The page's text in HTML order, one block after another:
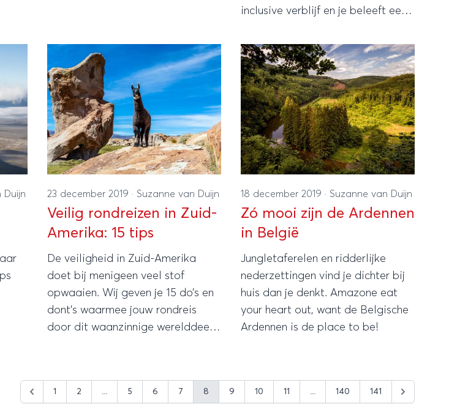
inclusive verblijf en je beleeft een
rekening met de volgende 17
zaken.
Duijn 23 december 2019 · Suzanne van Duijn
Veilig rondreizen in Zuid-
Amerika: 15 tips
De veiligheid in Zuid-Amerika
doet bij menigeen veel stof
opwaaien. Wij geven je 15 do’s en
dont’s waarmee jouw rondreis
door dit waanzinnige werelddeel
18 december 2019 · Suzanne van Duijn
Zó mooi zijn de Ardennen
in België
Jungletaferelen en ridderlijke
nederzettingen vind je dichter bij
huis dan je denkt. Amazone eat
your heart out, want de Belgische
Ardennen is de place to be!
1 2 ... 5 6 7 8 9 10 11 ... 140 141